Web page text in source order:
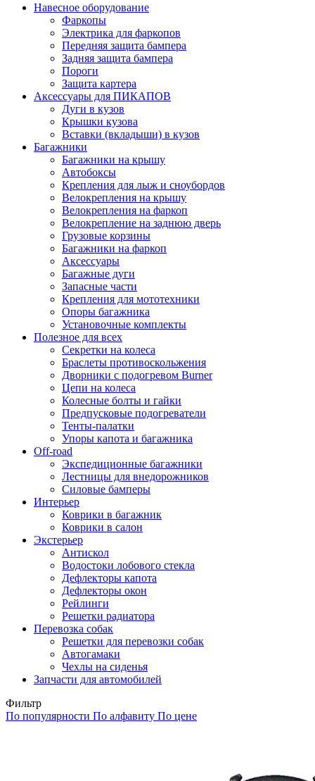
Навесное оборудование
Фаркопы
Электрика для фаркопов
Передняя защита бампера
Задняя защита бампера
Пороги
Защита картера
Аксессуары для ПИКАПОВ
Дуги в кузов
Крышки кузова
Вставки (вкладыши) в кузов
Багажники
Багажники на крышу
Автобоксы
Крепления для лыж и сноубордов
Велокрепления на крышу
Велокрепления на фаркоп
Велокрепление на заднюю дверь
Грузовые корзины
Багажники на фаркоп
Аксессуары
Багажные дуги
Запасные части
Крепления для мототехники
Опоры багажника
Установочные комплекты
Полезное для всех
Секретки на колеса
Браслеты противоскольжения
Дворники с подогревом Burner
Цепи на колеса
Колесные болты и гайки
Предпусковые подогреватели
Тенты-палатки
Упоры капота и багажника
Off-road
Экспедиционные багажники
Лестницы для внедорожников
Силовые бамперы
Интерьер
Коврики в багажник
Коврики в салон
Экстерьер
Антискол
Водостоки лобового стекла
Дефлекторы капота
Дефлекторы окон
Рейлинги
Решетки радиатора
Перевозка собак
Решетки для перевозки собак
Автогамаки
Чехлы на сиденья
Запчасти для автомобилей
Фильтр
По популярности По алфавиту По цене